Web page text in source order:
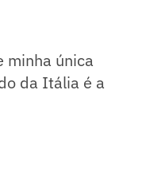
minha única
da Itália é a